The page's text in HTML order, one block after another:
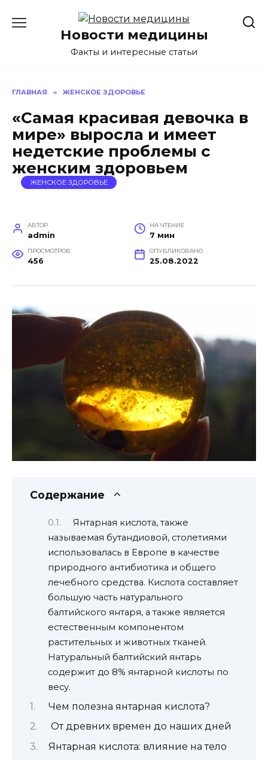
содержаниюНовости медицины
Факты и интересные статьи
ГЛАВНАЯ » ЖЕНСКОЕ ЗДОРОВЬЕ
«Самая красивая девочка в
мире» выросла и имеет
недетские проблемы с
женским здоровьем
ЖЕНСКОЕ ЗДОРОВЬЕ
АВТОР
admin
НА ЧТЕНИЕ
7 мин
ПРОСМОТРОВ
456
ОПУБЛИКОВАНО
25.08.2022
Содержание
Янтарная кислота, также
называемая бутандиовой, столетиями
использовалась в Европе в качестве
природного антибиотика и общего
лечебного средства. Кислота составляет
большую часть натурального
балтийского янтаря, а также является
естественным компонентом
растительных и животных тканей.
Натуральный балтийский янтарь
содержит до 8% янтарной кислоты по
весу.
Чем полезна янтарная кислота?
От древних времен до наших дней
Янтарная кислота: влияние на тело